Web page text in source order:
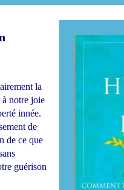
la
à notre joie
innée.
de
de ce que
guérison